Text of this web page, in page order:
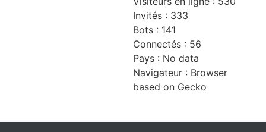
Invités : 333
Bots : 141
Connectés : 56
Pays : No data
Navigateur : Browser
based on Gecko